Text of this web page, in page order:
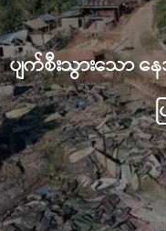
ပျက်စီးသွားသော